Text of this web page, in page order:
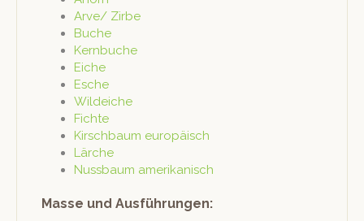
Arve/ Zirbe
Buche
Kern­buche
Eiche
Esche
Wilde­iche
Fichte
Kirschbaum europäisch
Lärche
Nuss­baum amerikanisch
Masse und Ausführungen: